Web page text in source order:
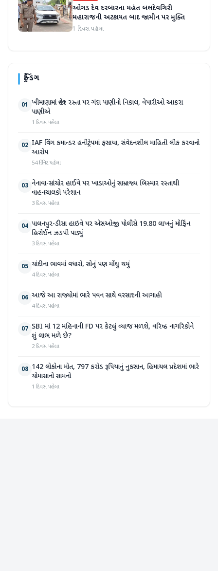
ઓગડ દેવ દરબારના મહંત બલદેવગિરી
મહારાજની અટકાયત બાદ જામીન પર મુક્તિ
1 દિવસ પહેલા
ટ્રેન્ડિંગ
01 ખીમાણામાં જાહેર રસ્તા પર ગંદા પાણીનો નિકાલ, વેપારીઓ આકરા
પાણીએ
1 દિવસ પહેલા
02 IAF વિંગ કમાન્ડર હનીટ્રેપમાં ફસાયા, સંવેદનશીલ માહિતી લીક કરવાનો
આરોપ
54 મિનિટ પહેલા
03 નેનાવા-સાંચોર હાઈવે પર ખાડાઓનું સામ્રાજ્ય બિસ્માર રસ્તાથી
વાહનચાલકો પરેશાન
3 દિવસ પહેલા
04 પાલનપુર-ડીસા હાઇવે પર એસઓજી પોલીસે 19.80 લાખનું મોર્ફિન
હિરોઈન ઝડપી પાડ્યું
3 દિવસ પહેલા
05 ચાંદીના ભાવમાં વધારો, સોનું પણ મોંઘુ થયું
4 દિવસ પહેલા
06 આજે આ રાજ્યોમાં ભારે પવન સાથે વરસાદની આગાહી
4 દિવસ પહેલા
07 SBI માં 12 મહિનાની FD પર કેટલું વ્યાજ મળશે, વરિષ્ઠ નાગરિકોને
શું લાભ મળે છે?
2 દિવસ પહેલા
08 142 લોકોના મોત, 797 કરોડ રૂપિયાનું નુકસાન, હિમાચલ પ્રદેશમાં ભારે
ચોમાસાનો સામનો
1 દિવસ પહેલા